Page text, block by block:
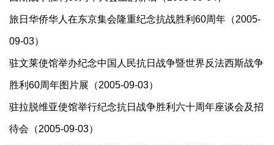
旅日华侨华人在东京集会隆重纪念抗战胜利60周年（2005-
09-03）
驻文莱使馆举办纪念中国人民抗日战争暨世界反法西斯战争
胜利60周年图片展（2005-09-03）
驻拉脱维亚使馆举行纪念抗日战争胜利六十周年座谈会及招
待会（2005-09-03）